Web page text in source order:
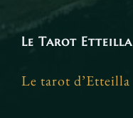
Le Tarot Etteilla
Le tarot d’Etteilla